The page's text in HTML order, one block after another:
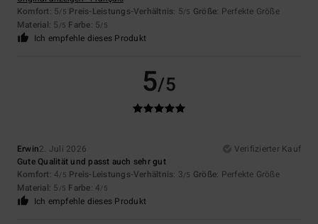
Komfort: 5/5 Preis-Leistungs-Verhältnis: 5/5 Größe: Perfekte Größe
Material: 5 /5 Farbe: 5/5
Ich empfehle dieses Produkt
5/5
Erwin2. Juli 2026
Verifizierter Kauf
Gute Qualität und passt auch sehr gut
Komfort: 4/5 Preis-Leistungs-Verhältnis: 3/5 Größe: Perfekte Größe
Material: 5 /5 Farbe: 4/5
Ich empfehle dieses Produkt